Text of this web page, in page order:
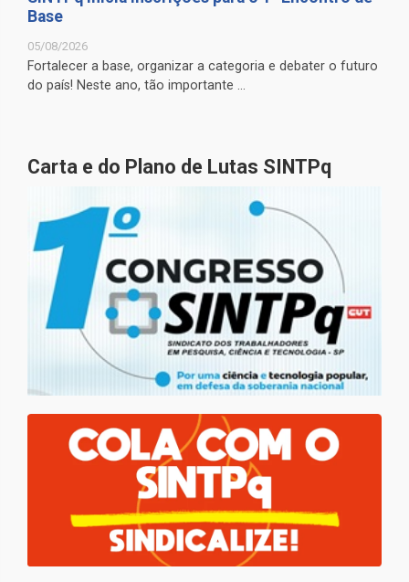
Base
05/08/2026
Fortalecer a base, organizar a categoria e debater o futuro
do país! Neste ano, tão importante ...
Carta e do Plano de Lutas SINTPq